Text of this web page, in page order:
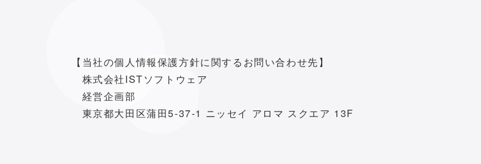
【当社の個人情報保護方針に関するお問い合わせ先】
株式会社ISTソフトウェア
経営企画部
東京都大田区蒲田5-37-1 ニッセイ アロマ スクエア 13F